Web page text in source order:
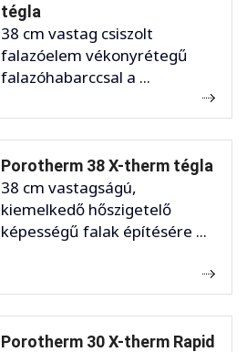
tégla
38 cm vastag csiszolt
falazóelem vékonyrétegű
falazóhabarccsal a ...
Porotherm 38 X-therm tégla
38 cm vastagságú,
kiemelkedő hőszigetelő
képességű falak építésére ...
Porotherm 30 X-therm Rapid